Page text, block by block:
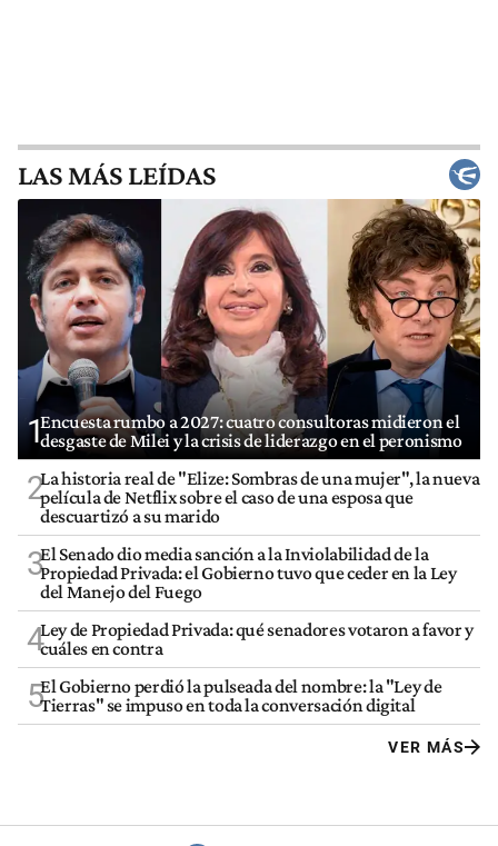
LAS MÁS LEÍDAS
1Encuesta rumbo a 2027: cuatro consultoras midieron el
desgaste de Milei y la crisis de liderazgo en el peronismo
2La historia real de "Elize: Sombras de una mujer", la nueva
película de Netflix sobre el caso de una esposa que
descuartizó a su marido
3El Senado dio media sanción a la Inviolabilidad de la
Propiedad Privada: el Gobierno tuvo que ceder en la Ley
del Manejo del Fuego
4Ley de Propiedad Privada: qué senadores votaron a favor y
cuáles en contra
5El Gobierno perdió la pulseada del nombre: la "Ley de
Tierras" se impuso en toda la conversación digital
VER MÁS